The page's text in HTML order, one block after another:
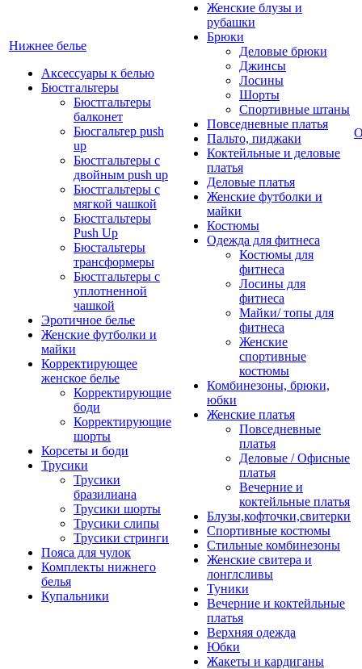
Нижнее белье
Аксессуары к белью
Бюстгальтеры
Бюстгальтеры
балконет
Бюсгальтер push
up
Бюстгальтеры с
двойным push up
Бюстгальтеры с
мягкой чашкой
Бюстгальтеры
Push Up
Бюстальтеры
трансформеры
Бюстгальтеры с
уплотненной
чашкой
Эротичное белье
Женские футболки и
майки
Корректирующее
женское белье
Корректирующие
боди
Корректирующие
шорты
Корсеты и боди
Трусики
Трусики
бразилиана
Трусики шорты
Трусики слипы
Трусики стринги
Пояса для чулок
Комплекты нижнего
белья
Купальники
Женские блузы и
рубашки
Брюки
Деловые брюки
Джинсы
Лосины
Шорты
Спортивные штаны
Повседневные платья
Пальто, пиджаки
Коктейльные и деловые
платья
Деловые платья
Женские футболки и
майки
Костюмы
Одежда для фитнеса
Костюмы для
фитнеса
Лосины для
фитнеса
Майки/ топы для
фитнеса
Женские
спортивные
костюмы
Комбинезоны, брюки,
юбки
Женские платья
Повседневные
платья
Деловые / Офисные
платья
Вечерние и
коктейльные платья
Блузы,кофточки,свитерки
Спортивные костюмы
Стильные комбинезоны
Женские свитера и
лонглсливы
Туники
Вечерние и коктейльные
платья
Верхняя одежда
Юбки
Жакеты и кардиганы